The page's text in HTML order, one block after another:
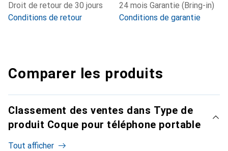
Droit de retour de 30 jours
Conditions de retour
24 mois Garantie (Bring-in)
Conditions de garantie
Comparer les produits
Classement des ventes dans Type de
produit Coque pour téléphone portable
Tout afficher